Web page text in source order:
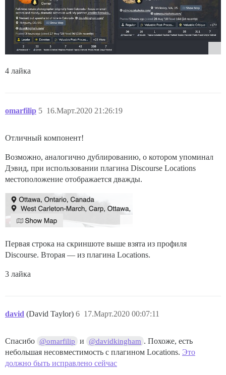
4 лайка
omarfilip 16.Март.2020 21:26:19
5
Отличный компонент!
Возможно, аналогично дублированию, о котором упоминал
Дэвид, при использовании плагина Discourse Locations
местоположение отображается дважды.
Первая строка на скриншоте выше взята из профиля
Discourse. Вторая — из плагина Locations.
3 лайка
david (David Taylor) 17.Март.2020 00:07:11
6
Спасибо @omarfilip и @davidkingham . Похоже, есть
небольшая несовместимость с плагином Locations. Это
должно быть исправлено сейчас